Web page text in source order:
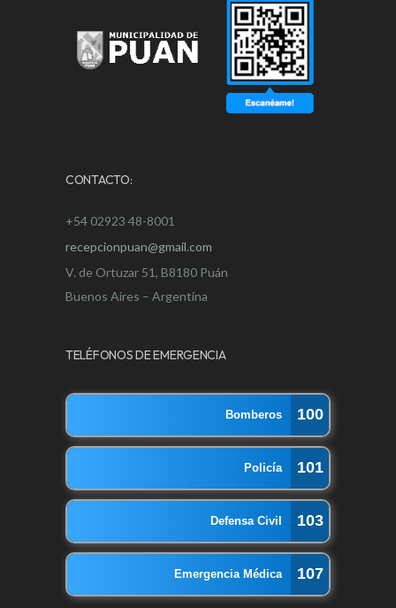
CONTACTO:
+54 02923 48-8001
recepcionpuan@gmail.com
V. de Ortuzar 51, B8180 Puán
Buenos Aires – Argentina
TELÉFONOS DE EMERGENCIA
Bomberos 100
Policía 101
Defensa Civil 103
Emergencia Médica 107